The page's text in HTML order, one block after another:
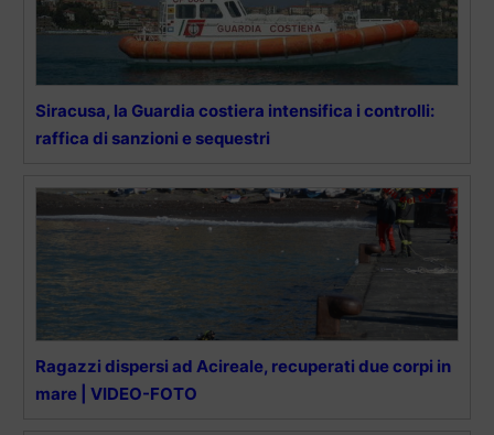
Siracusa, la Guardia costiera intensifica i controlli:
raffica di sanzioni e sequestri
Ragazzi dispersi ad Acireale, recuperati due corpi in
mare | VIDEO-FOTO